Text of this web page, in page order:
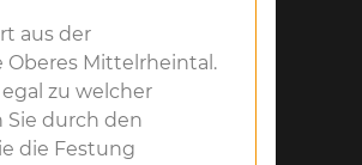
aus der
Oberes Mittelrheintal.
zu welcher
Sie durch den
die Festung